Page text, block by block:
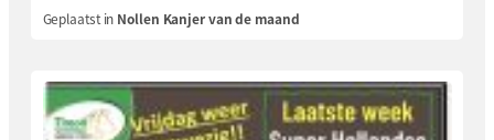
Geplaatst in Nollen Kanjer van de maand